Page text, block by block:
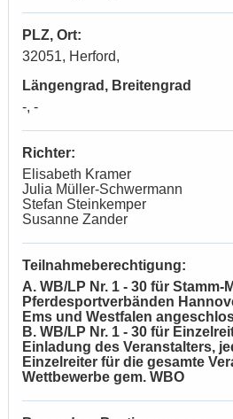
PLZ, Ort:
32051, Herford,
Längengrad, Breitengrad
-, -
Richter:
Elisabeth Kramer
Julia Müller-Schwermann
Stefan Steinkemper
Susanne Zander
Teilnahmeberechtigung:
A. WB/LP Nr. 1 - 30 für Stamm-
Pferdesportverbänden
Ems und Westfalen
B. WB/LP Nr. 1 - 30 für
Einladung des Veranstalters,
Einzelreiter für die gesamte
Wettbewerbe gem. WBO